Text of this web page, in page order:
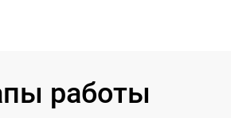
работы